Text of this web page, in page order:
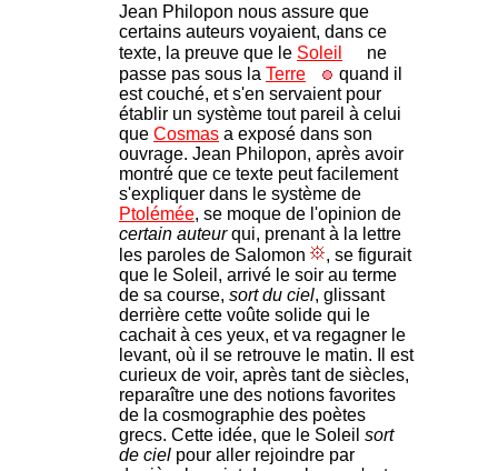
Jean Philopon nous assure que
certains auteurs voyaient, dans ce
texte, la preuve que le Soleil
ne
passe pas sous la Terre
quand il
est couché, et s'en servaient pour
établir un système tout pareil à celui
que Cosmas a exposé dans son
ouvrage. Jean Philopon, après avoir
montré que ce texte peut facilement
s'expliquer dans le système de
Ptolémée, se moque de l'opinion de
certain auteurqui, prenant à la lettre
les paroles de Salomon
, se figurait
que le Soleil, arrivé le soir au terme
de sa course, sort du ciel, glissant
derrière cette voûte solide qui le
cachait à ces yeux, et va regagner le
levant, où il se retrouve le matin. Il est
curieux de voir, après tant de siècles,
reparaître une des notions favorites
de la cosmographie des poètes
grecs. Cette idée, que le Soleil sort
de ciel pour aller rejoindre par